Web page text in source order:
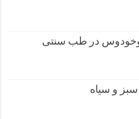
در طب سنتی
و سیاه